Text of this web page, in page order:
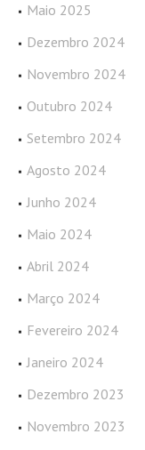
Maio 2025
Dezembro 2024
Novembro 2024
Outubro 2024
Setembro 2024
Agosto 2024
Junho 2024
Maio 2024
Abril 2024
Março 2024
Fevereiro 2024
Janeiro 2024
Dezembro 2023
Novembro 2023